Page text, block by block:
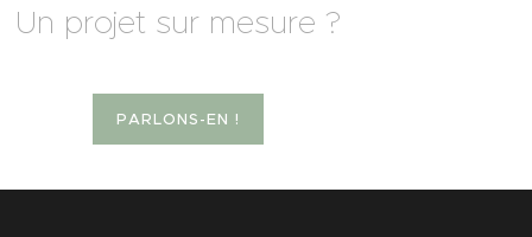
Un projet sur mesure ?
PARLONS-EN !